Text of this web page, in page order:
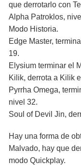
que derrotarlo con
Alpha Patroklos,
Modo Historia.
Edge Master,
19.
Elysium terminar el
Kilik, derrota a Kilik
Pyrrha Omega,
nivel 32.
Soul of Devil Jin,
Hay una forma de
Malvado, hay que
modo Quickplay.